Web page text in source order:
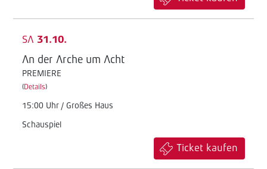
SA 31.10.
An der Arche um Acht
PREMIERE
(Details)
15:00 Uhr / Großes Haus
Schauspiel
Ticket kaufen